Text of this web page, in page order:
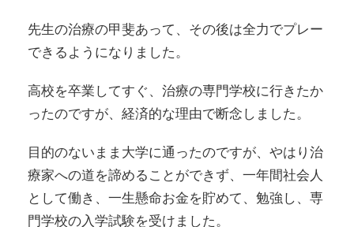
先生の治療の甲斐あって、その後は全力でプレー
できるようになりました。
高校を卒業してすぐ、治療の専門学校に行きたか
ったのですが、経済的な理由で断念しました。
目的のないまま大学に通ったのですが、やはり治
療家への道を諦めることができず、一年間社会人
として働き、一生懸命お金を貯めて、勉強し、専
門学校の入学試験を受けました。